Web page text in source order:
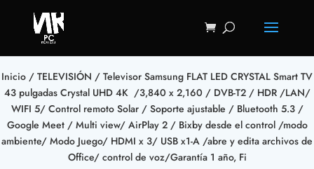
Inicio / TELEVISIÓN / Televisor Samsung FLAT LED CRYSTAL Smart TV
43 pulgadas Crystal UHD 4K /3,840 x 2,160 / DVB-T2 / HDR /LAN/
WIFI 5/ Control remoto Solar / Soporte ajustable / Bluetooth 5.3 /
Google Meet / Multi view/ AirPlay 2 / Bixby desde el control /modo
ambiente/ Modo Juego/ HDMI x 3/ USB x1-A /abre y edita archivos de
Office/ control de voz/Garantía 1 año, Fi